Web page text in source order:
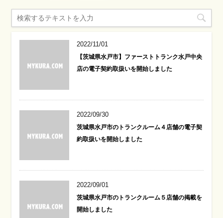
2022/11/01
【茨城県水戸市】ファーストトランク水戸中央
店の電子契約取扱いを開始しました
2022/09/30
茨城県水戸市のトランクルーム４店舗の電子契
約取扱いを開始しました
2022/09/01
茨城県水戸市のトランクルーム５店舗の掲載を
開始しました